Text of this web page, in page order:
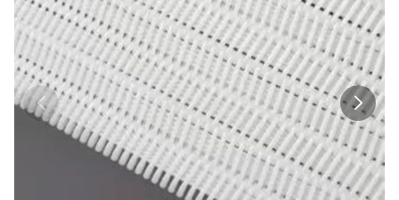
PRODUTOS
NOTÍCIA
CASO
SHOW DE FÁBRICA